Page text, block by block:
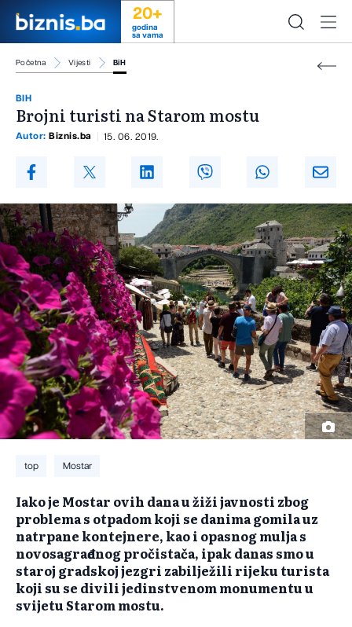
20+
godina
sa vama
Početna Vijesti BiH
BIH
Brojni turisti na Starom mostu
Autor: Biznis.ba 15. 06. 2019.
top Mostar
Iako je Mostar ovih dana u žiži javnosti zbog
problema s otpadom koji se danima gomila uz
natrpane kontejnere, kao i opasnog mulja s
novosagrađenog pročistača, ipak danas smo u
staroj gradskoj jezgri zabilježili rijeku turista
koji su se divili jedinstvenom monumentu u
svijetu Starom mostu.